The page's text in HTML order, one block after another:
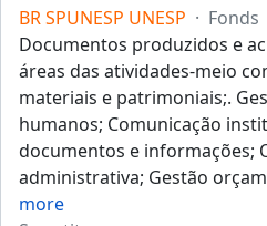
BR SPUNESP UNESP · Fonds
Documentos produzidos e
áreas das atividades-meio
materiais e patrimoniais;.
humanos; Comunicação
documentos e informações;
administrativa; Gestão
more